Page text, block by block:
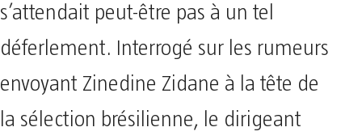
s’attendait peut-être pas à un tel
déferlement. Interrogé sur les rumeurs
envoyant Zinedine Zidane à la tête de
la sélection brésilienne, le dirigeant